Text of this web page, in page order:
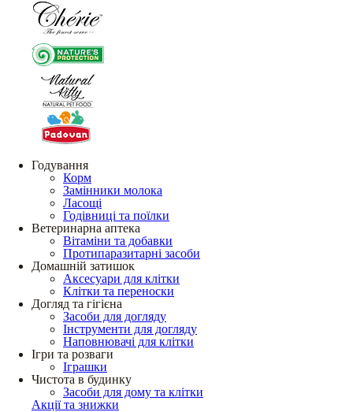
Годування
Корм
Замінники молока
Ласощі
Годівниці та поїлки
Ветеринарна аптека
Вітаміни та добавки
Протипаразитарні засоби
Домашній затишок
Аксесуари для клітки
Клітки та переноски
Догляд та гігієна
Засоби для догляду
Інструменти для догляду
Наповнювачі для клітки
Ігри та розваги
Іграшки
Чистота в будинку
Засоби для дому та клітки
Акції та знижки